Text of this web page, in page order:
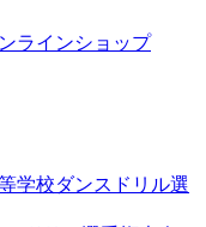
学校ダンスドリル選